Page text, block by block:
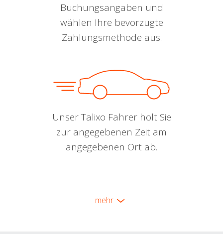
Buchungsangaben und
wählen Ihre bevorzugte
Zahlungsmethode aus.
Unser Talixo Fahrer holt Sie
zur angegebenen Zeit am
angegebenen Ort ab.
mehr